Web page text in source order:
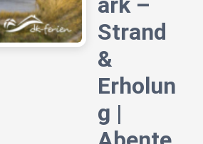
Strand
&
Erholun
g |